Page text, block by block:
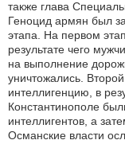
также глава
Геноцид армян был
этапа. На первом
результате чего
на выполнение
уничтожались.
интеллигенцию, в
Константинополе
интеллигентов, а
Османские власти